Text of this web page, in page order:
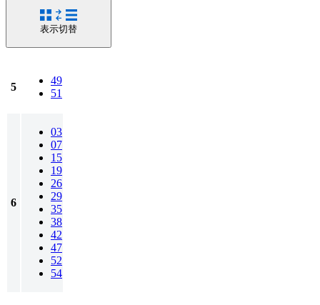
表示切替
5
49
51
6
03
07
15
19
26
29
35
38
42
47
52
54